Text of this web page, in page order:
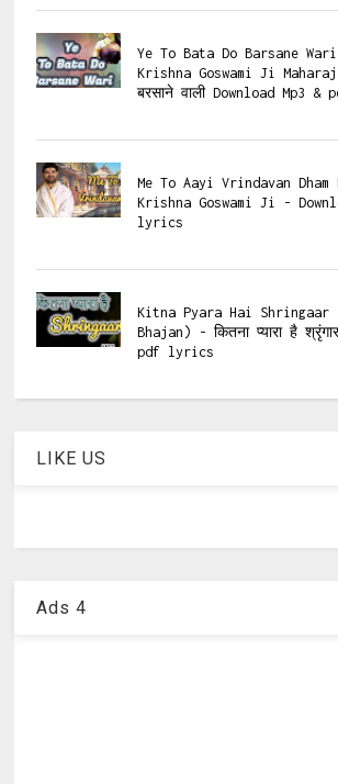
Ye To Bata Do Barsane
Krishna Goswami Ji
बरसाने वाली Download Mp3
Me To Aayi Vrindavan Dham
Krishna Goswami Ji -
lyrics
Kitna Pyara Hai Shringaar
Bhajan) - कितना प्यारा है
pdf lyrics
LIKE US
Ads 4